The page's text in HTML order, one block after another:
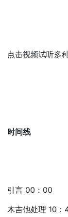
点击视频试听多
时间线
引言 00：00
木吉他处理 10：